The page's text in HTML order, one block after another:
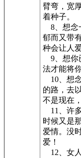
臂弯，宽
着种子。
8、想念
郁而又带
种会让人
9、想你
法才能将
10、想
的路，去
不是现在
11、许
时候又是
爱情。没
爱！
12、女